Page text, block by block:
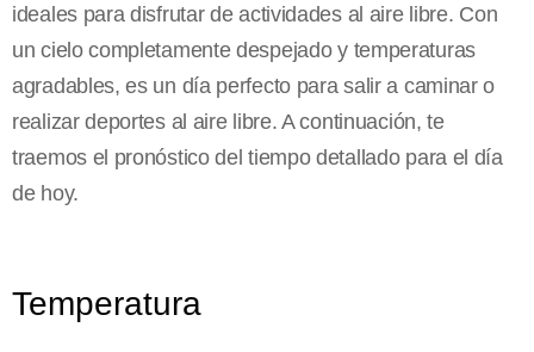
ideales para disfrutar de actividades al aire libre. Con
un cielo completamente despejado y temperaturas
agradables, es un día perfecto para salir a caminar o
realizar deportes al aire libre. A continuación, te
traemos el pronóstico del tiempo detallado para el día
de hoy.
Temperatura